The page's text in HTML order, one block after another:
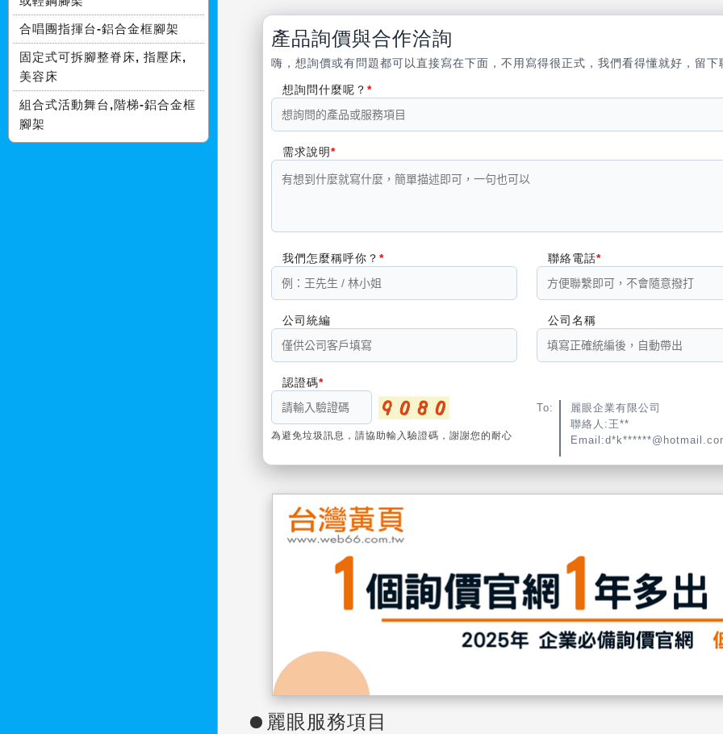
產品詢價與合作洽詢
嗨，想詢價或有問題都可以直接寫在下面，不用寫得很正式，我們看得懂就好，留
想詢問什麼呢？
需求說明
我們怎麼稱呼你？ 聯絡電話
公司統編 公司名稱
認證碼
為避免垃圾訊息，請協助輸入驗證碼，謝謝您的耐心
To:
麗眼企業有限公司
聯絡人:王**
麗眼服務項目
合唱團指揮台-鋁合金框腳架
固定式可拆腳整脊床, 指壓床,
美容床
組合式活動舞台,階梯-鋁合金框
腳架